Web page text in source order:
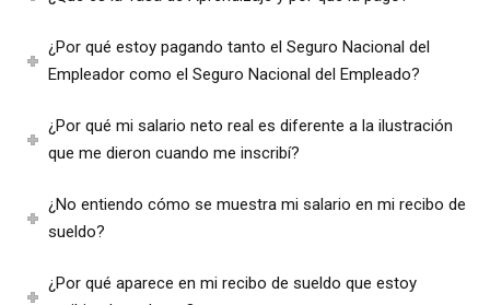
¿Por qué estoy pagando tanto el Seguro Nacional del
Empleador como el Seguro Nacional del Empleado?
¿Por qué mi salario neto real es diferente a la ilustración
que me dieron cuando me inscribí?
¿No entiendo cómo se muestra mi salario en mi recibo de
sueldo?
¿Por qué aparece en mi recibo de sueldo que estoy